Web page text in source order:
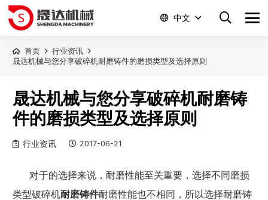
中文
首页
行业资讯
晟达机械与您分享破碎机耐磨铸件的磨损类型及选择原则
晟达机械与您分享破碎机耐磨铸
件的磨损类型及选择原则
行业资讯 2017-06-21
对于的选择来说 ，耐磨性能至关重要，选择不同磨损
类型破碎机耐磨铸件耐磨性能也不相同 ， 所以选择耐磨铸